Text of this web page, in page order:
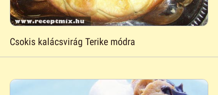
Csokis kalácsvirág Terike módra